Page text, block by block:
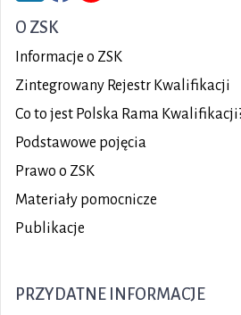
O ZSK
Informacje o ZSK
Zintegrowany Rejestr Kwalifikacji
Co to jest Polska Rama
Podstawowe pojęcia
Prawo o ZSK
Materiały pomocnicze
Publikacje
PRZYDATNE INFORMACJE